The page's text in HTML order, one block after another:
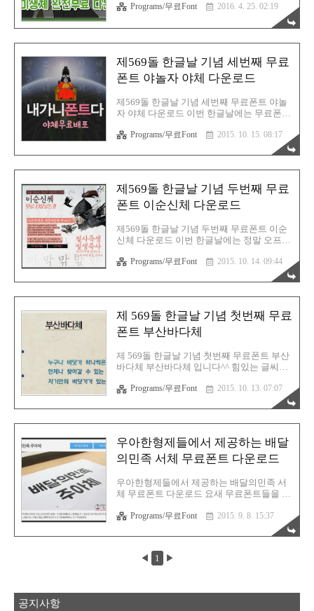
받을 수 있는 기능을 하게 됩니다. 혹시 필요
하신 분들도 북마크 해두시고 편리하게 이용
하시기 바랍니다. 참고로 이곳에서는 다운로
드가 가능한 페이지를 안내하고..
용 가능하다.한마디로 완전 좋은 폰트인 것
이다. 앞으로 미생체만 써야겠다. 피가되고
살이되는 블로그! 친절한효자손의 취미생활!
글, 사진 및 이미지 ▶ CopyLeft(C) 유길용
든것을 공유한다"는 뜻 입니다# 윤태호 작가
님의 손글씨! 미생체 다운로드 및 설치방법
▲http://webtoon.daum.net/event/misaengfon
t▲ 아시겠지만, 카카오와 다음이 합쳐지면
서 다음카카오로 거듭났다.그래서 다음웹툰
에서 공식 제공을 하고 있다.개인적으로 무
척이나 재밌게 봤고, 이번 시즌2도 재밌게 보
고 있는 미생! 윤태호 작가님 정말..
Programs/무료Font 2016. 4. 25. 02:19
제569돌 한글날 기념 세번째 무료
폰트 야놀자 야체 다운로드
제569돌 한글날 기념 세번째 무료폰트 야놀
자 야체 다운로드 이번 한글날에는 무료폰트
리고 이순신체는 소개해 드렸죠?야체 라고
하는 폰트도 무료폰트로 나왔는데, 의외로
홍보가 덜 되었는지...많이 모르시는 분들이
많습니다. 야놀자에서 제작한 야체가 무료선
분들께 전해드리고자 합니다.글씨체가 너무
귀엽고 사랑스럽네요! 홍보부족으로 인해,
댓글이 얼마 안달렸어....ㅠ_ㅠ옆집 이순신체
는 어마어마 하드만요... 이럴순 없죠!저도 야
체를 알리는데 한몫 하겠습니다.
http://cast.yanolja.com/detail/2171 원문 사이
트 입니다.들어가시면, 밑쪽에 윈도우와 맥
버전으로 각각 다운로드를 할 수 있습니다.
자신의 운영체..
Programs/무료Font 2015. 10. 15. 08:17
제569돌 한글날 기념 두번째 무료
폰트 이순신체 다운로드
제569돌 한글날 기념 두번째 무료폰트 이순
신체 다운로드 이번 한글날에는 정말 오프라
라인 인터넷에서도 매우 다양한 행사를 진행
했네요.특히, 한글의 위대함을 다시한번 깨
닫게 되는 그런 순간인데요,무료폰트들이 많
이 나왔습니다^^ 정말 감사드립니다.
에서 무료로 배포하고 있는 이순신체 입니
다.한문서체를 모티브로 개발되었다는 이순
신체는 정말로 글씨에서 왜구의 침입에 절대
굴복하지 않겠다는 의지가 느껴지는 듯 합니
다. "필사즉생 필생즉사" TTF 윈도우용 버전
과, OTF 맥용으로 자신의 운영체제에 맞는
버전으로 다운을 받으세요.압축파일로 다운
되어 지는데, 압축을 푸시면, Bold 와 Regular
두가지 폰트파..
Programs/무료Font 2015. 10. 14. 09:44
제 569돌 한글날 기념 첫번째 무료
폰트 부산바다체
제 569돌 한글날 기념 첫번째 무료폰트 부산
바다체 부산바다체 입니다^^ 힘있는 글씨체
무료로 배포하셨지만, 단! 폰트 자체를 유료
로만 판매하지 않는 조건에서 무료이므로,
잘 알아두시길 바랍니다.수정 및 재배포도
상관 없다고 하셨습니다.
서 다운로드가 가능하구요, 여기에도 올려놓
도록 하겠습니다^^필요하신분은 다운 받으
셔서 쓰시면 됩니다. 다운을 받으시고, 설치
를 하셔서 사용하시면 됩니다. 설치는 이렇
게 하시면 되구요^^한번 부산바다체를 사용
해서 글을 작성해 보도록 하겠습니다. 마치
현대카드 폰트 같기도 하고 보기가 정말 좋
습니다.앞으로 자주 이용하는 폰트가 될 것
같네요^^ 다시한번 제작자님께 감사드..
Programs/무료Font 2015. 10. 13. 07:07
우아한형제들에서 제공하는 배달
의민족 서체 무료폰트 다운로드
우아한형제들에서 제공하는 배달의민족 서
체 무료폰트 다운로드 요새 무료폰트들을 찾
폰트를 찾았습니다. 배달의민족에서 쓰이는
폰트인데요^^도현체, 주하체, 한나는열한산
체 폰트 입니다. http://www.woowahan.com/?
page_id=3985 위의 사이트는 우아한형제들
공식사이트 입니다.이곳에서, 자신의 운영체
가능합니다. 배달의민족 도현체 이구요~! 이
Programs/무료Font 2015. 9. 8. 15:37
◀ 1 ▶
공지사항